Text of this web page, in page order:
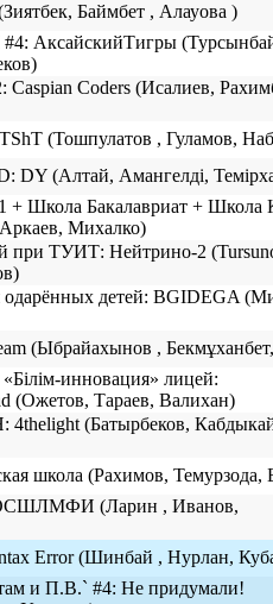
Баймбет , Алауова )
АксайскийТигры
Coders (Исалиев,
(Тошпулатов , Гуламов,
DY (Алтай, Амангелді,
+ Школа Бакалавриат + Школа
Михалко)
при ТУИТ: Нейтрино-2
детей: BGIDEGA
(Ыбрайахынов , Бекмұханбет,
инновация» лицей:
(Ожетов, Тараев, Валихан)
(Батырбеков,
школа (Рахимов, Темурзода,
ОСШЛМФИ (Ларин , Иванов,
Error (Шинбай , Нурлан,
и П.В.` #4: Не придумали!